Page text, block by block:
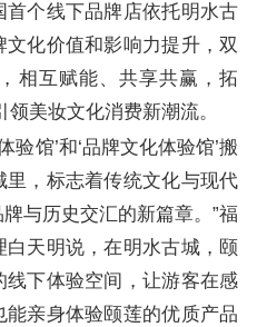
个线下品牌店依托明水古
化价值和影响力提升，双
相互赋能、共享共赢，拓
领美妆文化消费新潮流。
验馆’和‘品牌文化体验馆’搬
，标志着传统文化与现代
与历史交汇的新篇章。”福
天明说，在明水古城，颐
下体验空间，让游客在感
亲身体验颐莲的优质产品